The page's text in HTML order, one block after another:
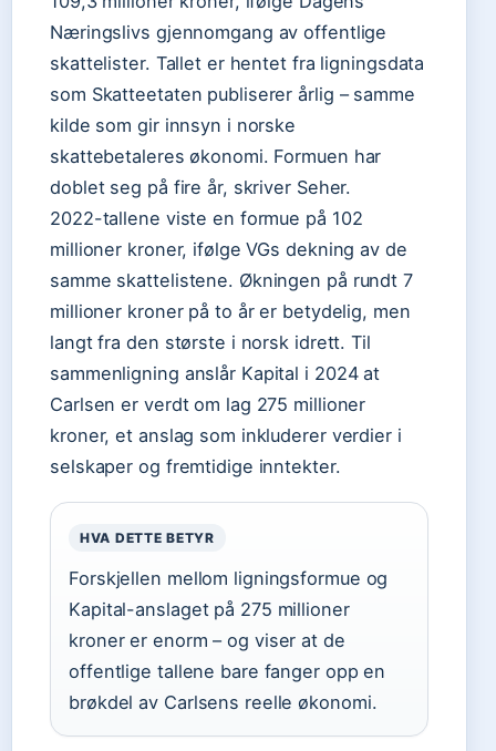
Næringslivs gjennomgang av offentlige
skattelister. Tallet er hentet fra ligningsdata
som Skatteetaten publiserer årlig – samme
kilde som gir innsyn i norske
skattebetaleres økonomi. Formuen har
doblet seg på fire år, skriver Seher.
2022-tallene viste en formue på 102
millioner kroner, ifølge VGs dekning av de
samme skattelistene. Økningen på rundt 7
millioner kroner på to år er betydelig, men
langt fra den største i norsk idrett. Til
sammenligning anslår Kapital i 2024 at
Carlsen er verdt om lag 275 millioner
kroner, et anslag som inkluderer verdier i
selskaper og fremtidige inntekter.
HVA DETTE BETYR
Forskjellen mellom ligningsformue og
Kapital-anslaget på 275 millioner
kroner er enorm – og viser at de
offentlige tallene bare fanger opp en
brøkdel av Carlsens reelle økonomi.